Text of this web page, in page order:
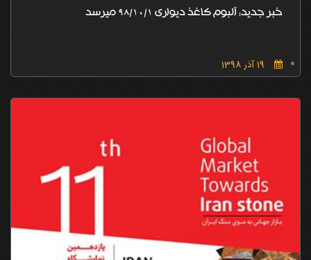
خبر جدید: آلبوم کاغذ دیواری 98/10/1 میرسد